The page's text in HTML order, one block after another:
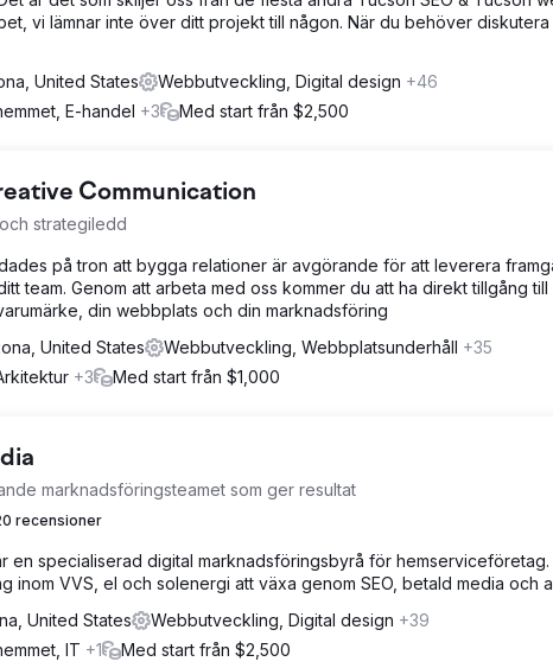
vi lämnar inte över ditt projekt till någon. När du behöver
United States
Webbutveckling, Digital design +46
E-handel +3 Med start från $2,500
Communication
strategiledd
på tron att bygga relationer är avgörande för att leverera
team. Genom att arbeta med oss kommer du att ha direkt tillgång
din webbplats och din marknadsföring
United States
Webbutveckling, Webbplatsunderhåll +35
+3 Med start från $1,000
marknadsföringsteamet som ger resultat
recensioner
en specialiserad digital marknadsföringsbyrå för
inom VVS, el och solenergi att växa genom SEO, betald media och
United States
Webbutveckling, Digital design +39
IT +1 Med start från $2,500